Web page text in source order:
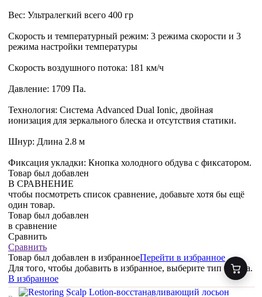
Вес: Ультралегкий всего 400 гр
Скорость и температурный режим: 3 режима скорости и 3
режима настройки температуры
Скорость воздушного потока: 181 км/ч
Давление: 1709 Па.
Технология: Система Advanced Dual Ionic, двойная
ионизация для зеркального блеска и отсутствия статики.
Шнур: Длина 2.8 м
Фиксация укладки: Кнопка холодного обдува с фиксатором.
Товар был добавлен
В СРАВНЕНИЕ
чтобы посмотреть список сравнение, добавьте хотя бы ещё
один товар.
Товар был добавлен
в сравнение
Сравнить
Сравнить
Товар был добавлен в избранноеПерейти в избранное
Для того, чтобы добавить в избранное, выберите тип товара.
В избранное